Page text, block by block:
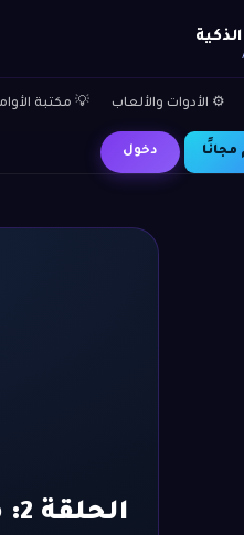
⚙️ الأدوات والألعاب 💡 مكتبة
دخول
الحلقة 2: مهمّة القهوة: كيف يتحوّل طلبٌ بريء إلى كارثةٍ وجوديّة؟